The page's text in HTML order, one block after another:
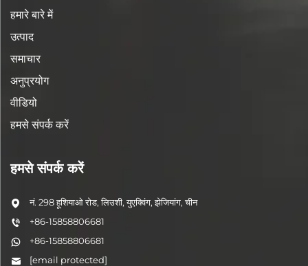
हमारे बारे में
उत्पाद
समाचार
अनुप्रयोग
वीडियो
हमसे संपर्क करें
हमसे संपर्क करें
नं. 298 हूशियाओ रोड, लिउशी, युएक्विंग, झेजियांग, चीन
+86-15858806681
+86-15858806681
[email protected]